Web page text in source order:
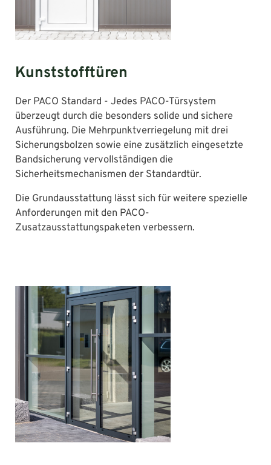
Kunststofftüren
Der PACO Standard - Jedes PACO-Türsystem
überzeugt durch die besonders solide und sichere
Ausführung. Die Mehrpunktverriegelung mit drei
Sicherungsbolzen sowie eine zusätzlich eingesetzte
Bandsicherung vervollständigen die
Sicherheitsmechanismen der Standardtür.
Die Grundausstattung lässt sich für weitere spezielle
Anforderungen mit den PACO-
Zusatzausstattungspaketen verbessern.